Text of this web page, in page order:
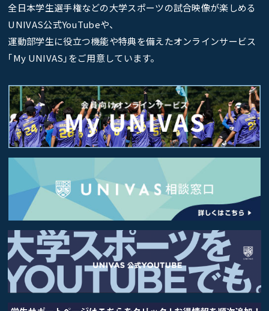
全日本学生選手権などの大学スポーツの試合映像が楽しめる
UNIVAS公式YouTubeや、
運動部学生に役立つ機能や特典を備えたオンラインサービス
｢My UNIVAS｣をご用意しています。